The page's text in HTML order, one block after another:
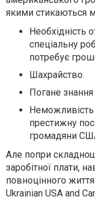
якими стикаються
Необхідність
спеціальну
потребує
Шахрайство.
Погане
престижну
громадяни
Але попри
заробітної плати,
повноцінного
Ukrainian USA and